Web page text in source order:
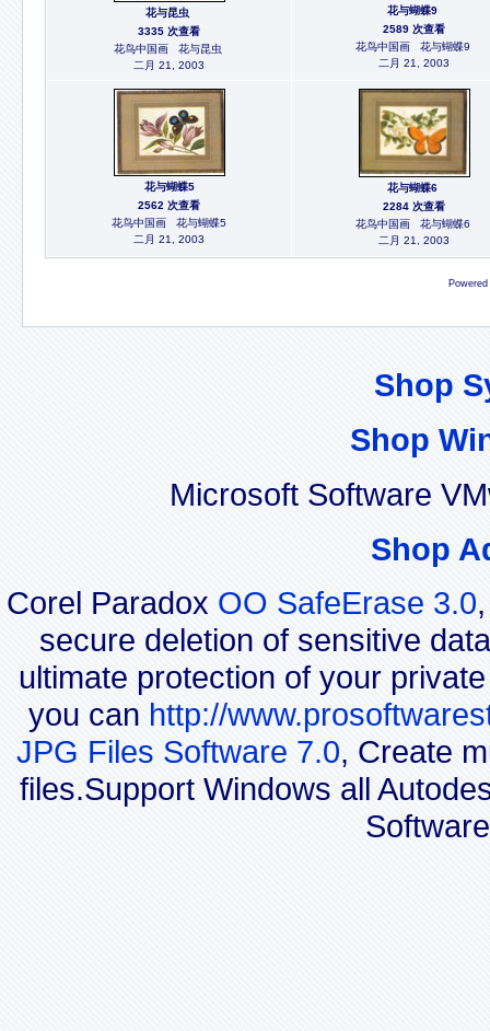
花与昆虫
3335 次查看
花鸟中国画 花与昆虫
二月 21, 2003
花与蝴蝶9
2589 次查看
花鸟中国画 花与蝴蝶9
二月 21, 2003
花与蝴蝶5
2562 次查看
花鸟中国画 花与蝴蝶5
二月 21, 2003
花与蝴蝶6
2284 次查看
花鸟中国画 花与蝴蝶6
二月 21, 2003
Shop
Shop
Microsoft Software
Shop
Corel Paradox OO SafeErase 3.0
secure deletion of sensitive
ultimate protection of your
you can http://
JPG Files Software 7.0, Create
files.Support Windows all